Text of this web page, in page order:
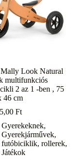
Look Natural
multifunkciós
2 az 1 -ben , 75
46 cm
Ft
Gyerekeknek,
Gyerekjárművek,
futóbiciklik, rollerek,
Játékok